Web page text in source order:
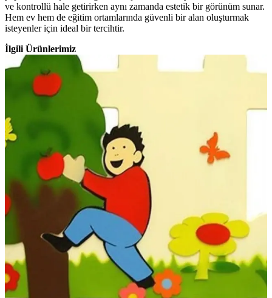
ve kontrollü hale getirirken aynı zamanda estetik bir görünüm sunar.
Hem ev hem de eğitim ortamlarında güvenli bir alan oluşturmak
isteyenler için ideal bir tercihtir.
İlgili Ürünlerimiz